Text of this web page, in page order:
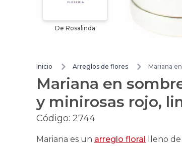
De Rosalinda
Inicio Arreglos de flores Mariana
Mariana en
y minirosas rojo,
Código: 2744
Mariana es un arreglo floral lleno